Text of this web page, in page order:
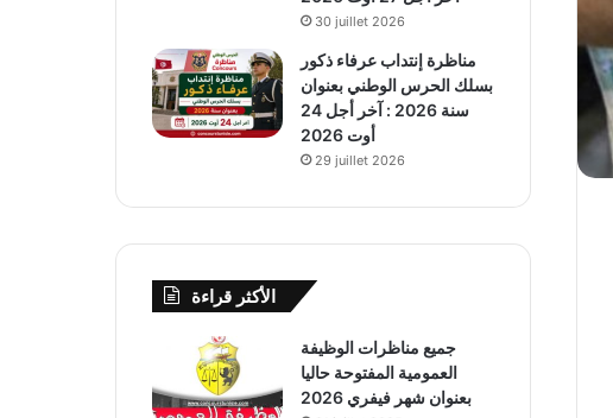
30 juillet 2026
مناظرة إنتداب عرفاء ذكور
بسلك الحرس الوطني بعنوان
سنة 2026 : آخر أجل 24
أوت 2026
29 juillet 2026
الأكثر قراءة
جميع مناظرات الوظيفة
العمومية المفتوحة حاليا
بعنوان شهر فيفري 2026